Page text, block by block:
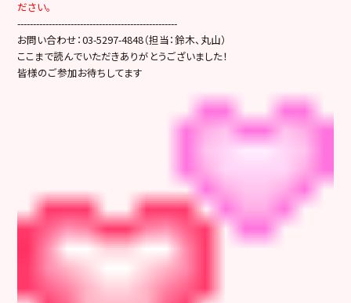
ださい。
---------------------------------------------------
お問い合わせ：03-5297-4848（担当：鈴木、丸山）
ここまで読んでいただきありがとうございました！
皆様のご参加お待ちしてます